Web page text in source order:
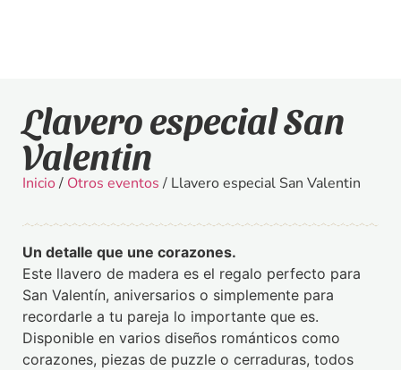
Llavero especial San
Valentin
Inicio/ Otros eventos/ Llavero especial San Valentin
Un detalle que une corazones.
Este llavero de madera es el regalo perfecto para
San Valentín, aniversarios o simplemente para
recordarle a tu pareja lo importante que es.
Disponible en varios diseños románticos como
corazones, piezas de puzzle o cerraduras, todos